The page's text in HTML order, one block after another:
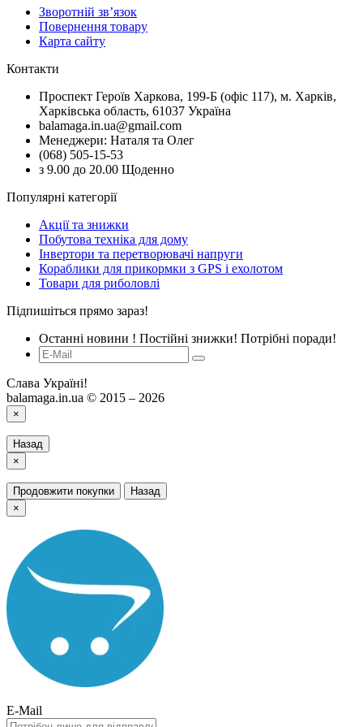
Зворотній зв’язок
Повернення товару
Карта сайту
Контакти
Проспект Героїв Харкова, 199-Б (офіс 117), м. Харків,
Харківська область, 61037 Україна
balamaga.in.ua@gmail.com
Менеджери: Наталя та Олег
(068) 505-15-53
з 9.00 до 20.00 Щоденно
Популярні категорії
Акції та знижки
Побутова техніка для дому
Інвертори та перетворювачі напруги
Кораблики для прикормки з GPS і ехолотом
Товари для риболовлі
Підпишіться прямо зараз!
Останні новини ! Постійні знижки! Потрібні поради!
Слава Україні!
balamaga.in.ua © 2015 – 2026
×
Назад
×
Продовжити покупки
Назад
×
E-Mail